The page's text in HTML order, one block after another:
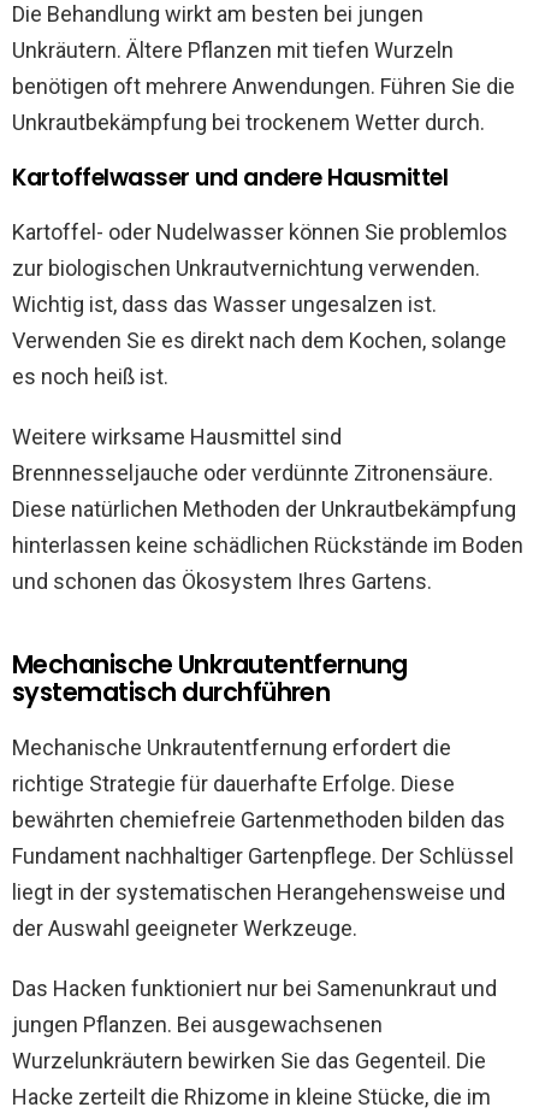
Die Behandlung wirkt am besten bei jungen
Unkräutern. Ältere Pflanzen mit tiefen Wurzeln
benötigen oft mehrere Anwendungen. Führen Sie die
Unkrautbekämpfung bei trockenem Wetter durch.
Kartoffelwasser und andere Hausmittel
Kartoffel- oder Nudelwasser können Sie problemlos
zur biologischen Unkrautvernichtung verwenden.
Wichtig ist, dass das Wasser ungesalzen ist.
Verwenden Sie es direkt nach dem Kochen, solange
es noch heiß ist.
Weitere wirksame Hausmittel sind
Brennnesseljauche oder verdünnte Zitronensäure.
Diese natürlichen Methoden der Unkrautbekämpfung
hinterlassen keine schädlichen Rückstände im Boden
und schonen das Ökosystem Ihres Gartens.
Mechanische Unkrautentfernung
systematisch durchführen
Mechanische Unkrautentfernung erfordert die
richtige Strategie für dauerhafte Erfolge. Diese
bewährten chemiefreie Gartenmethoden bilden das
Fundament nachhaltiger Gartenpflege. Der Schlüssel
liegt in der systematischen Herangehensweise und
der Auswahl geeigneter Werkzeuge.
Das Hacken funktioniert nur bei Samenunkraut und
jungen Pflanzen. Bei ausgewachsenen
Wurzelunkräutern bewirken Sie das Gegenteil. Die
Hacke zerteilt die Rhizome in kleine Stücke, die im